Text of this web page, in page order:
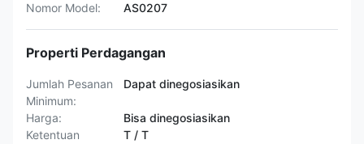
Nomor Model:
AS0207
Properti Perdagangan
Jumlah Pesanan
Minimum:
Dapat dinegosiasikan
Harga:
Bisa dinegosiasikan
Ketentuan
T / T